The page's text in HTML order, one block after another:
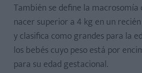
También se define la macrosomía
nacer superior a 4 kg en un
y clasifica como grandes para la
los bebés cuyo peso está por
para su edad gestacional.